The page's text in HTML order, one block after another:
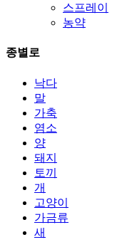
스프레이
농약
종별로
낙다
말
가축
염소
양
돼지
토끼
개
고양이
가금류
새